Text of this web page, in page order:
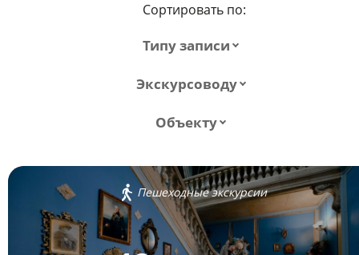
Сортировать по:
Типу записи
Экскурсоводу
Объекту
Пешеходные экскурсии